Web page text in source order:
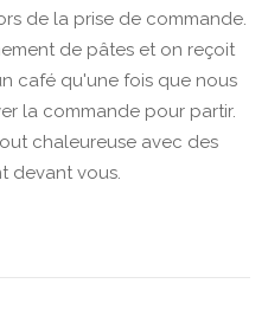
de la prise de commande.
de pâtes et on reçoit
café qu'une fois que nous
la commande pour partir.
chaleureuse avec des
devant vous.